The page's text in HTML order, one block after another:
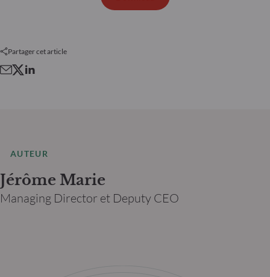
Partager cet article
AUTEUR
Jérôme Marie
Managing Director et Deputy CEO